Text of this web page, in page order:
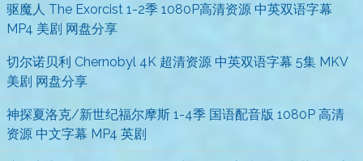
驱魔人 The Exorcist 1-2季 1080P高清资源 中英双语字幕
MP4 美剧 网盘分享
切尔诺贝利 Chernobyl 4K 超清资源 中英双语字幕 5集 MKV
美剧 网盘分享
神探夏洛克/新世纪福尔摩斯 1-4季 国语配音版 1080P 高清
资源 中文字幕 MP4 英剧